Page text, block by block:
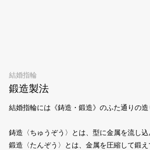
結婚指輪
鍛造製法
結婚指輪には《鋳造・鍛造》のふた通りの造
鋳造〈ちゅうぞう〉とは、型に金属を流し込
鍛造〈たんぞう〉とは、金属を圧縮して鍛え